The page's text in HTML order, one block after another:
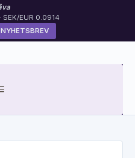
SEK/EUR 0.0914
NYHETSBREV
MENY